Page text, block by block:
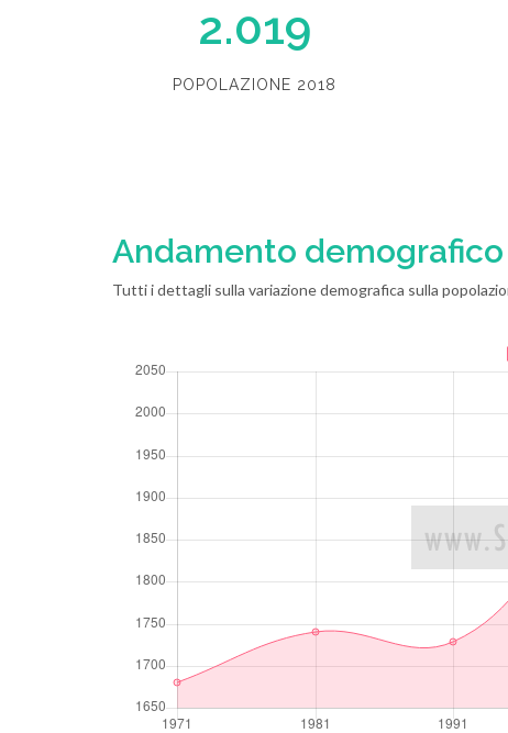
2.019
POPOLAZIONE 2018
Andamento demografico
Tutti i dettagli sulla variazione demografica sulla